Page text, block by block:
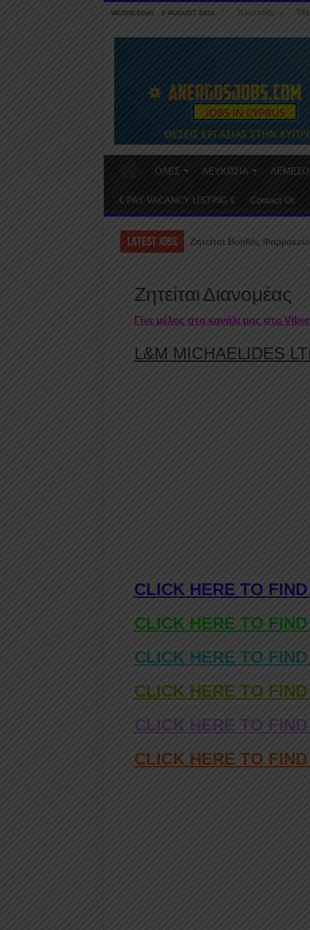
WEDNESDAY , 5 AUGUST 2026 Τελευταίες
ΟΛΕΣ ΛΕΥΚΩΣΙΑ
€ PAY VACANCY LISTING € Contact Us
LATEST JOBS Ζητείται Βοηθός
Ζητείται Διανομέας
Γίνε μέλος στο κανάλι μας στο
L&M MICHAELIDES
CLICK HERE TO
CLICK HERE TO
CLICK HERE TO
CLICK HERE TO
CLICK HERE TO
CLICK HERE TO